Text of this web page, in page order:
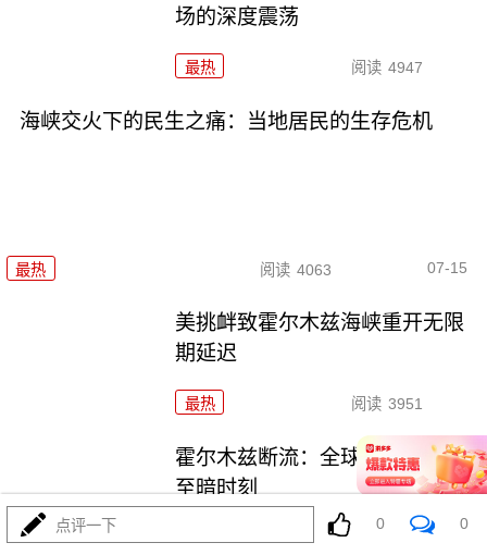
场的深度震荡
最热 阅读 4947
海峡交火下的民生之痛：当地居民的生存危机
最热 阅读 4063 07-15
美挑衅致霍尔木兹海峡重开无限
期延迟
最热 阅读 3951
霍尔木兹断流：全球能源命脉的
至暗时刻
最热
点评一下 0 0